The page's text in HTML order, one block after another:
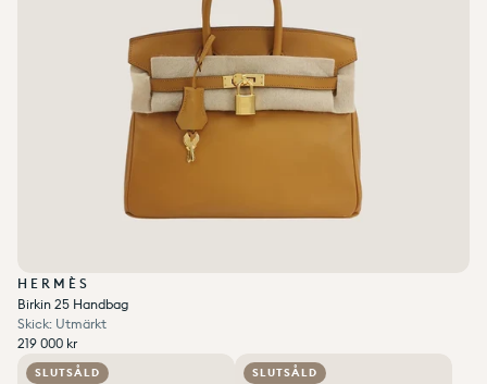
HERMÈS
Birkin 25 Handbag
Skick: Utmärkt
Ordinarie pris
219 000 kr
Ordinarie pris
Reapris
219 000 kr
Add to wishlist
SLUTSÅLD Add to wishlist
SLUTSÅLD